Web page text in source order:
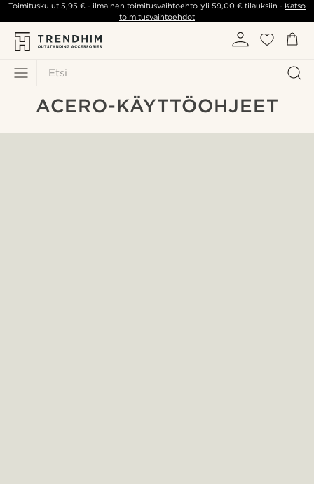
Etsi
Toimituskulut5,95 € - ilmainen toimitusvaihtoehto yli 59,00 €tilauksiin - Katso
toimitusvaihtoehdot
ACERO-KÄYTTÖOHJEET